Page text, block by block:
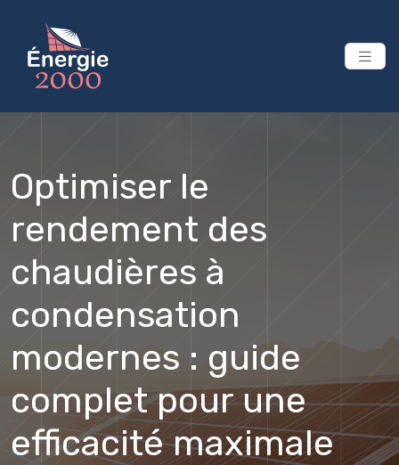
Optimiser le
rendement des
chaudières à
condensation
modernes : guide
complet pour une
efficacité maximale